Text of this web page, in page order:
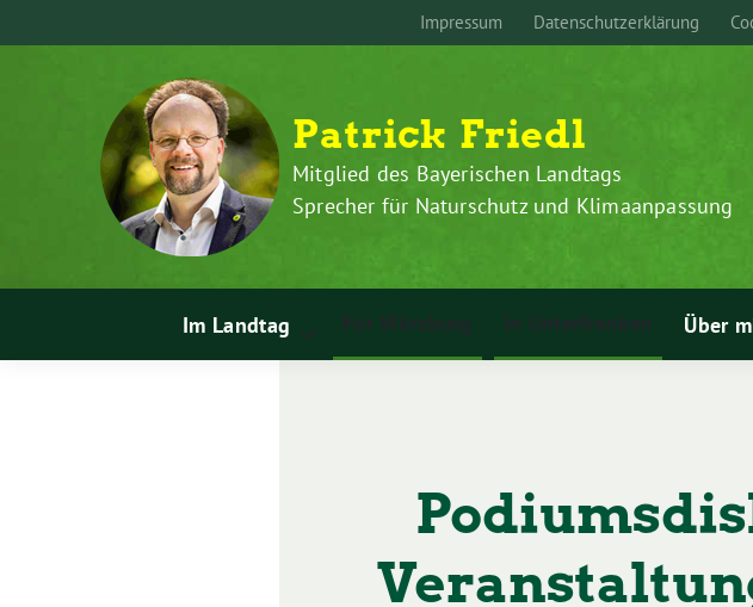
Inhalt
zum
Impressum Datenschutzerklärung
Patrick Friedl
Mitglied des Bayerischen Landtags
Sprecher für Naturschutz und Klimaanpassung
Im Landtag
Für Würzburg In Unterfranken
Über